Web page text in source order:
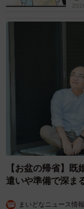
【お盆の帰省】
遣いや準備で深ま
まいどなニュース情